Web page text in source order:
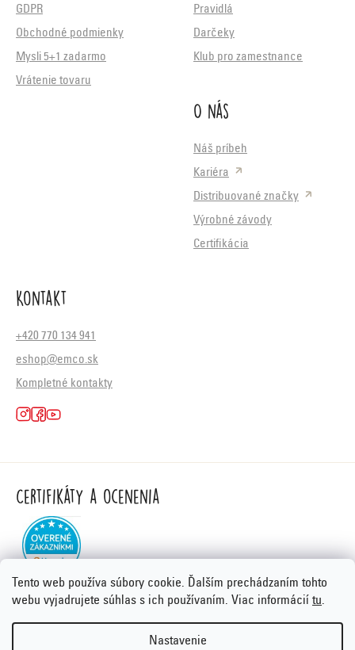
Tento web používa súbory cookie. Ďalším prechádzaním tohto
webu vyjadrujete súhlas s ich používaním. Viac informácií tu.
Nastavenie
GDPR
Obchodné podmienky
Mysli 5+1 zadarmo
Vrátenie tovaru
Pravidlá
Darčeky
Klub pro zamestnance
O nás
Náš príbeh
Kariéra
Distribuované značky
Výrobné závody
Certifikácia
Kontakt
+420 770 134 941
eshop@emco.sk
Kompletné kontakty
Certifikáty a ocenenia